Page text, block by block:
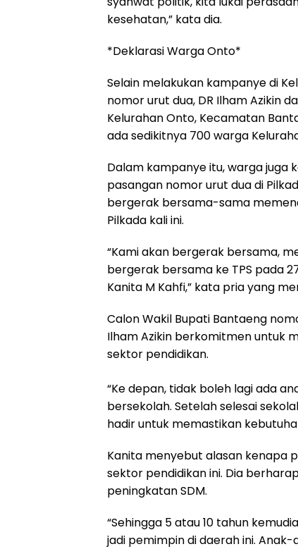
kesehatan,” kata dia.
*Deklarasi Warga Onto*
Selain melakukan kampanye di
nomor urut dua, DR Ilham Azikin
Kelurahan Onto, Kecamatan
ada sedikitnya 700 warga
Dalam kampanye itu, warga juga
pasangan nomor urut dua di
bergerak bersama-sama
Pilkada kali ini.
“Kami akan bergerak bersama,
bergerak bersama ke TPS pada
Kanita M Kahfi,” kata pria yang
Calon Wakil Bupati Bantaeng
Ilham Azikin berkomitmen untuk
sektor pendidikan.
“Ke depan, tidak boleh lagi ada
bersekolah. Setelah selesai
hadir untuk memastikan
Kanita menyebut alasan kenapa
sektor pendidikan ini. Dia
peningkatan SDM.
“Sehingga 5 atau 10 tahun
jadi pemimpin di daerah ini.